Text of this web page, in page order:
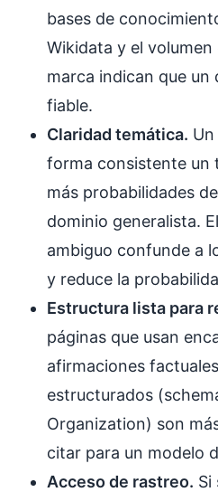
bases de
Wikidata y el volumen
marca indican que un
fiable.
Claridad temática.
forma consistente un
más probabilidades
dominio generalista.
ambiguo confunde a
y reduce la
Estructura lista para
páginas que usan
afirmaciones
estructurados
Organization) son
citar para un modelo
Acceso de rastreo. Si